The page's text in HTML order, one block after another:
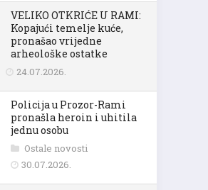
VELIKO OTKRIĆE U RAMI:
Kopajući temelje kuće,
pronašao vrijedne
arheološke ostatke
24.07.2026.
Policija u Prozor-Rami
pronašla heroin i uhitila
jednu osobu
Ostale novosti
30.07.2026.